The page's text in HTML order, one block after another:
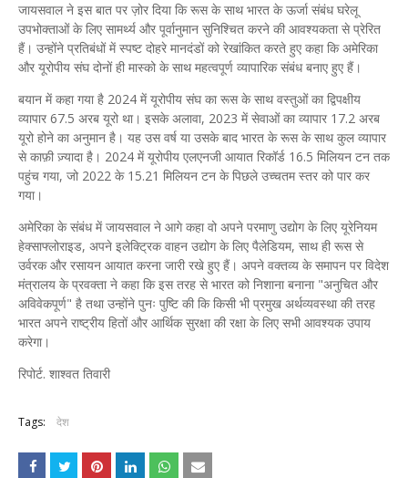
जायसवाल ने इस बात पर ज़ोर दिया कि रूस के साथ भारत के ऊर्जा संबंध घरेलू
उपभोक्ताओं के लिए सामर्थ्य और पूर्वानुमान सुनिश्चित करने की आवश्यकता से प्रेरित
हैं। उन्होंने प्रतिबंधों में स्पष्ट दोहरे मानदंडों को रेखांकित करते हुए कहा कि अमेरिका
और यूरोपीय संघ दोनों ही मास्को के साथ महत्वपूर्ण व्यापारिक संबंध बनाए हुए हैं।
बयान में कहा गया है 2024 में यूरोपीय संघ का रूस के साथ वस्तुओं का द्विपक्षीय
व्यापार 67.5 अरब यूरो था। इसके अलावा, 2023 में सेवाओं का व्यापार 17.2 अरब
यूरो होने का अनुमान है। यह उस वर्ष या उसके बाद भारत के रूस के साथ कुल व्यापार
से काफ़ी ज़्यादा है। 2024 में यूरोपीय एलएनजी आयात रिकॉर्ड 16.5 मिलियन टन तक
पहुंच गया, जो 2022 के 15.21 मिलियन टन के पिछले उच्चतम स्तर को पार कर
गया।
अमेरिका के संबंध में जायसवाल ने आगे कहा वो अपने परमाणु उद्योग के लिए यूरेनियम
हेक्साफ्लोराइड, अपने इलेक्ट्रिक वाहन उद्योग के लिए पैलेडियम, साथ ही रूस से
उर्वरक और रसायन आयात करना जारी रखे हुए हैं। अपने वक्तव्य के समापन पर विदेश
मंत्रालय के प्रवक्ता ने कहा कि इस तरह से भारत को निशाना बनाना "अनुचित और
अविवेकपूर्ण" है तथा उन्होंने पुनः पुष्टि की कि किसी भी प्रमुख अर्थव्यवस्था की तरह
भारत अपने राष्ट्रीय हितों और आर्थिक सुरक्षा की रक्षा के लिए सभी आवश्यक उपाय
करेगा।
रिपोर्ट. शाश्वत तिवारी
Tags: देश